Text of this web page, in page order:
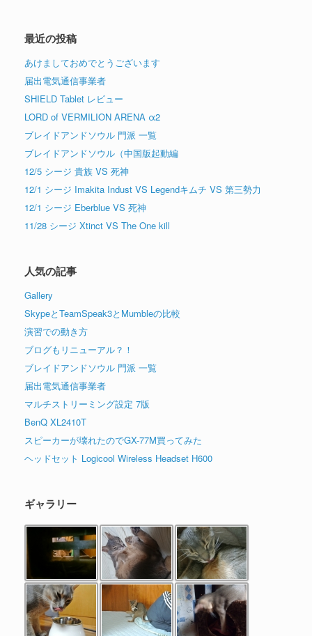
最近の投稿
あけましておめでとうございます
届出電気通信事業者
SHIELD Tablet レビュー
LORD of VERMILION ARENA α2
ブレイドアンドソウル 門派 一覧
ブレイドアンドソウル（中国版起動編
12/5 シージ 貴族 VS 死神
12/1 シージ Imakita Indust VS Legendキムチ VS 第三勢力
12/1 シージ Eberblue VS 死神
11/28 シージ Xtinct VS The One kill
人気の記事
Gallery
SkypeとTeamSpeak3とMumbleの比較
演習での動き方
ブログもリニューアル？！
ブレイドアンドソウル 門派 一覧
届出電気通信事業者
マルチストリーミング設定 7版
BenQ XL2410T
スピーカーが壊れたのでGX-77M買ってみた
ヘッドセット Logicool Wireless Headset H600
ギャラリー